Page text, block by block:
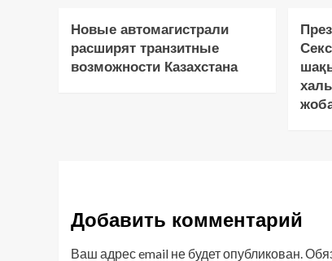
Новые автомагистрали
расширят транзитные
возможности Казахстана
Добавить комментарий
Ваш адрес email не будет опубликован.